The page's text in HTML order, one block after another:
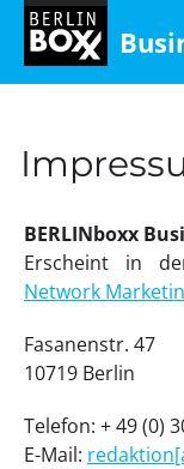
BERLINboxx
Erscheint in
Network
Fasanenstr. 47
10719 Berlin
Telefon: + 49 (0)
E-Mail: